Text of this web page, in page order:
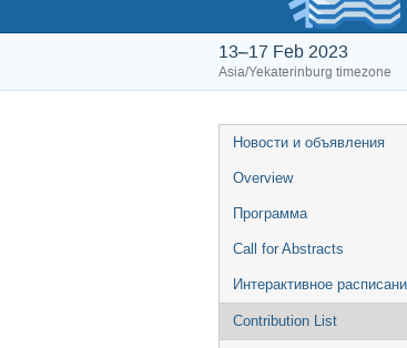
13–17 Feb 2023
Asia/Yekaterinburg timezone
Event
menu
Новости и объявления
Overview
Программа
Call for Abstracts
Интерактивное
Contribution List